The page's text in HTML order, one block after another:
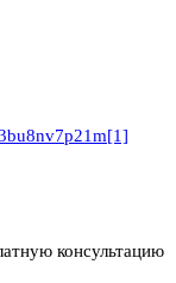
консультацию